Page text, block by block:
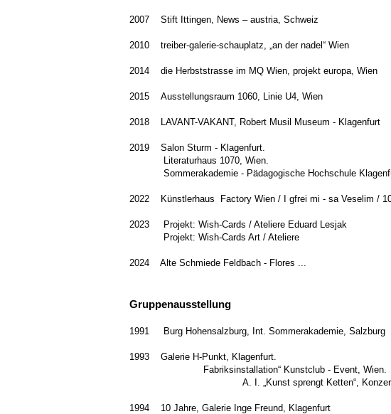
2007 Stift Ittingen, News – austria, Schweiz
2010 treiber-galerie-schauplatz,
2014 die Herbststrasse im MQ Wien, projekt europa, Wien
2015 Ausstellungsraum 1060, Linie U4, Wien
2018 LAVANT-VAKANT, Robert Musil Museum - Klagenfurt
2019 Salon Sturm - Klagenfurt.
Literaturhaus 1070, Wien.
Sommerakademie - Pädagogische Hochschule
2022 Künstlerhaus Factory Wien / I gfrei mi - sa Veselim /
2023 Projekt: Wish-Cards / Ateliere Eduard Lesjak
Projekt: Wish-Cards Art / Ateliere
2024 Alte Schmiede Feldbach - Flores ...
Gruppenausstellung
1991 Burg Hohensalzburg, Int. Sommerakademie, Salzburg
1993 Galerie
Fabriksinstallation“
A. I. „Kunst sprengt Ketten“,
1994 10 Jahre, Galerie Inge Freund, Klagenfurt